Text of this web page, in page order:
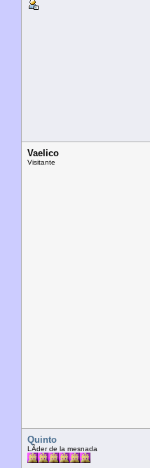
Vaelico
Visitante
Quinto
LÃ­der de la mesnada